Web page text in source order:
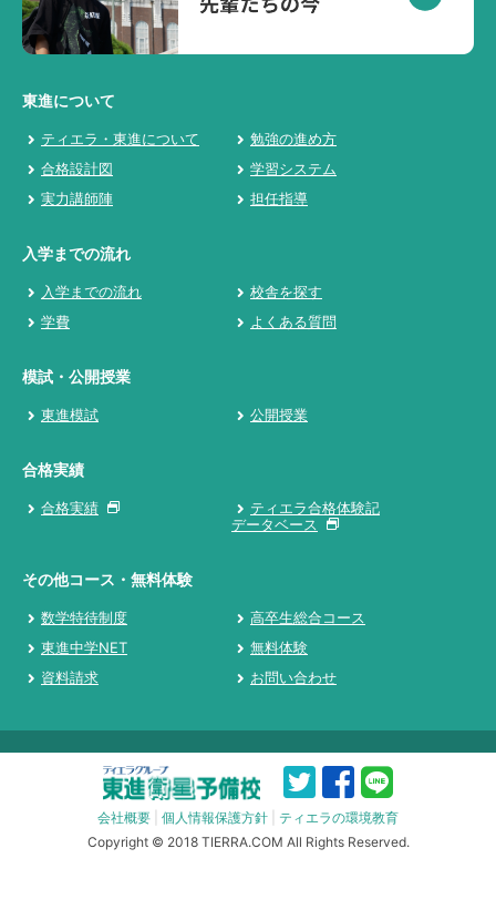
東進について
ティエラ・東進について
勉強の進め方
合格設計図
学習システム
実力講師陣
担任指導
入学までの流れ
入学までの流れ
校舎を探す
学費
よくある質問
模試・公開授業
東進模試 公開授業
合格実績
合格実績
ティエラ合格体験記
データベース
その他コース・無料体験
数学特待制度
高卒生総合コース
東進中学NET
無料体験
資料請求
お問い合わせ
会社概要 個人情報保護方針
ティエラの環境教育
Copyright © 2018 TIERRA.COM All Rights Reserved.